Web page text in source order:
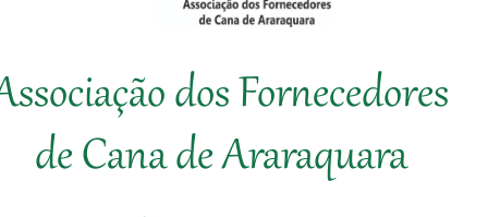
interesse do agronegócio
Canasol
Associação
Fornecedores
dos Fornecedores
de Cana de Araraquara